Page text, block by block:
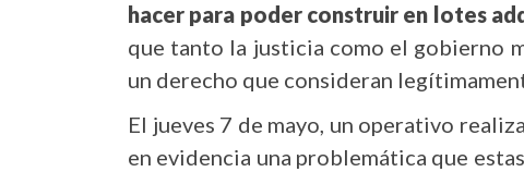
hacer para poder construir en lotes
que tanto la justicia como el gobierno
un derecho que consideran
El jueves 7 de mayo, un operativo
en evidencia una problemática que